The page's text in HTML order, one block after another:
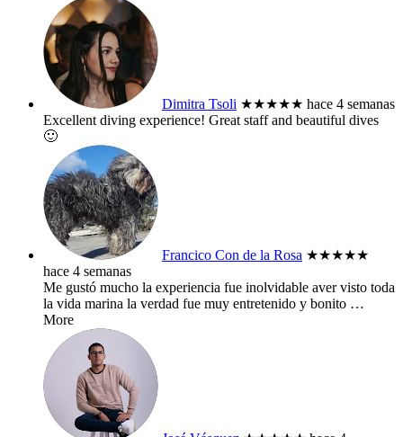
Dimitra Tsoli ★★★★★ hace 4 semanas
Excellent diving experience! Great staff and beautiful dives
🙂
Francico Con de la Rosa ★★★★★
hace 4 semanas
Me gustó mucho la experiencia fue inolvidable aver visto toda
la vida marina la verdad fue muy entretenido y bonito …
More